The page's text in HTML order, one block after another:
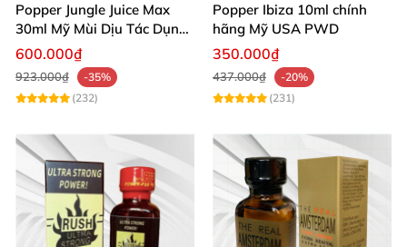
Popper Jungle Juice Max
30ml Mỹ Mùi Dịu Tác Dụng
Nhanh Lâu Mê Mẩn
600.000₫
923.000₫
-35%
(232)
Popper Ibiza 10ml chính
hãng Mỹ USA PWD
350.000₫
437.000₫
-20%
(231)